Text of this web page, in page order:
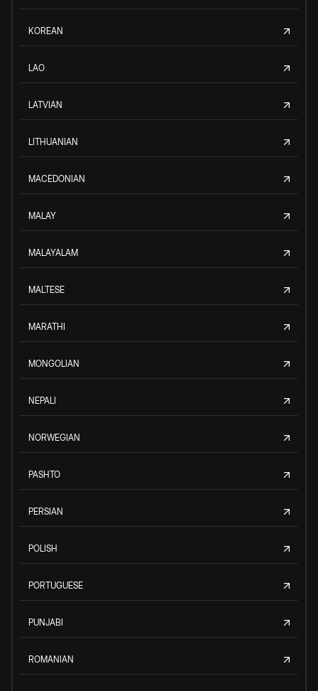
KOREAN
LAO
LATVIAN
LITHUANIAN
MACEDONIAN
MALAY
MALAYALAM
MALTESE
MARATHI
MONGOLIAN
NEPALI
NORWEGIAN
PASHTO
PERSIAN
POLISH
PORTUGUESE
PUNJABI
ROMANIAN